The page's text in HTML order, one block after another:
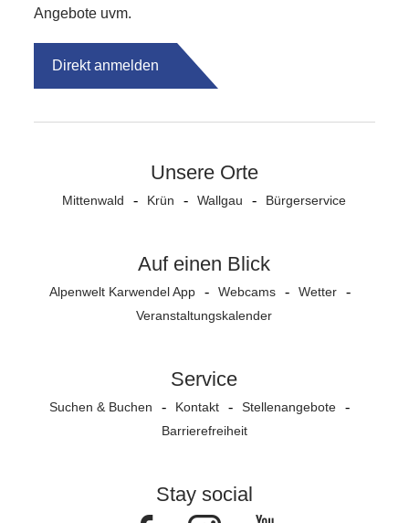
Angebote uvm.
Direkt anmelden
Unsere Orte
Mittenwald Krün Wallgau Bürgerservice
Auf einen Blick
Alpenwelt Karwendel App Webcams
Wetter
Veranstaltungs­kalender
Service
Suchen & Buchen Kontakt
Stellenangebote
Barrierefreiheit
Stay social
FacebookInstagram